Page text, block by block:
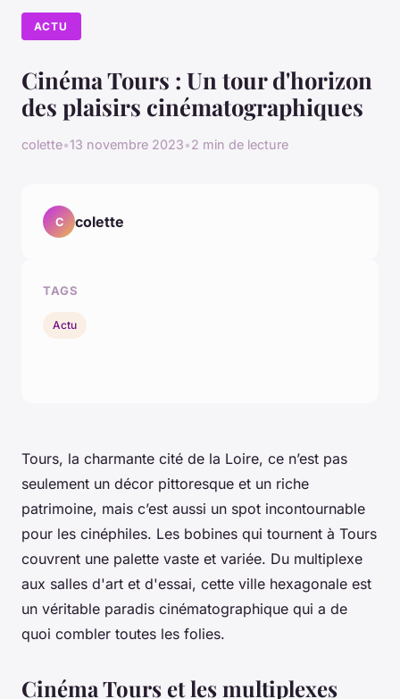
ACTU
Cinéma Tours : Un tour d'horizon
des plaisirs cinématographiques
colette•13 novembre 2023•2 min de lecture
Tours, la charmante cité de la Loire, ce n’est pas
seulement un décor pittoresque et un riche
patrimoine, mais c’est aussi un spot incontournable
pour les cinéphiles. Les bobines qui tournent à Tours
couvrent une palette vaste et variée. Du multiplexe
aux salles d'art et d'essai, cette ville hexagonale est
un véritable paradis cinématographique qui a de
quoi combler toutes les folies.
Cinéma Tours et les multiplexes
C colette
TAGS
Actu